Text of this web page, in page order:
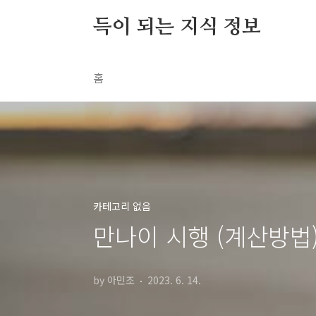
득이 되는 지식 정보
홈
카테고리 없음
만나이 시행 (계산방
by 아민조 2023. 6. 14.